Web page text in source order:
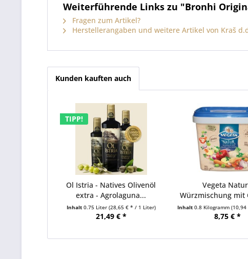
Weiterführende Links zu "Bronhi
Fragen zum Artikel?
Herstellerangaben und weitere Artikel von Kraš
Kunden kauften auch
TIPP!
Ol Istria - Natives Olivenöl
extra - Agrolaguna...
Inhalt 0.75 Liter (28,65 € * / 1 Liter)
21,49 € *
Vegeta
Würzmischung mit
-...
Inhalt 0.8 Kilogramm (10,94 € *
8,75 € *